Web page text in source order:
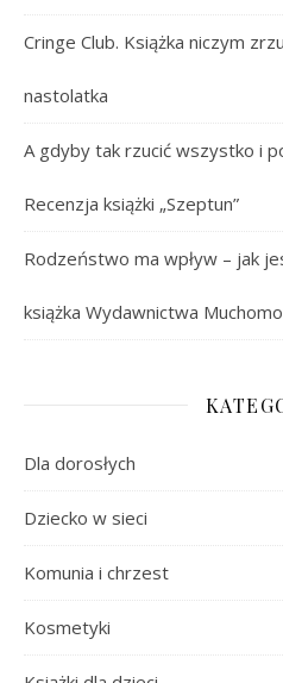
Cringe Club. Książka niczym
nastolatka
A gdyby tak rzucić wszystko i
Recenzja książki „Szeptun”
Rodzeństwo ma wpływ – jak
książka Wydawnictwa
Dla dorosłych
Dziecko w sieci
Komunia i chrzest
Kosmetyki